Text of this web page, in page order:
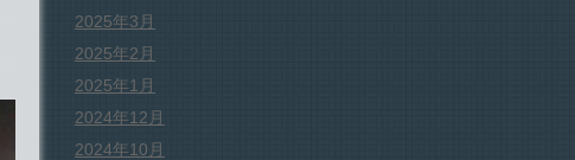
2025年3月
2025年2月
2025年1月
2024年12月
2024年10月